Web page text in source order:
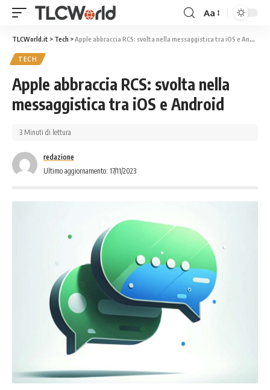
Aa
TLCWorld.it > Tech >Apple abbraccia RCS: svolta nella messaggistica tra iOS e Android
TECH
Apple abbraccia RCS: svolta nella
messaggistica tra iOS e Android
Ultimo aggiornamento: 17/11/2023
redazione
3 Minuti di lettura